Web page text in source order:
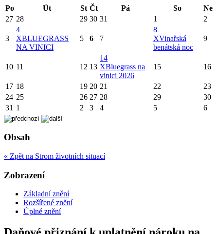
Po Út St Čt Pá So
Ne
27 28 29 30 31 1 2
3
4
XBLUEGRASS
NA VINICI
5 6 7
8
XVinařská
benátská noc
9
10 11 12 13
14
XBluegrass na
vinici 2026
15 16
17 18 19 20 21 22
23
24 25 26 27 28 29
30
31 1 2 3 4 5 6
Obsah
« Zpět na Strom životních situací
Zobrazení
Základní znění
Rozšířené znění
Úplné znění